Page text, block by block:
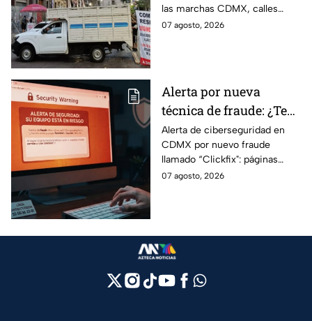
3 Sur, colonia Granjas
México
las marchas CDMX, calles
cerradas y bloqueos que
07 agosto, 2026
Alerta por nueva
técnica de fraude: ¿Te
piden copiar códigos
extraños en la PC?
Cuidado, podrías ser
víctima del peligroso
Alerta de ciberseguridad en
CDMX por nuevo fraude
llamado “Clickfix": páginas
falsas que engañan para
07 agosto, 2026